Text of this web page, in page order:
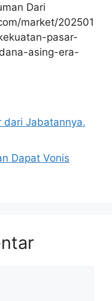
Dari
market/202501
pasar-
asing-era-
dari Jabatannya,
Dapat Vonis